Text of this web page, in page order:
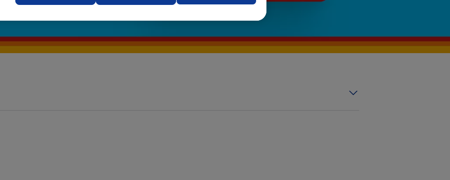
der Webseitenbetreiber und Datenschutzerklärungen